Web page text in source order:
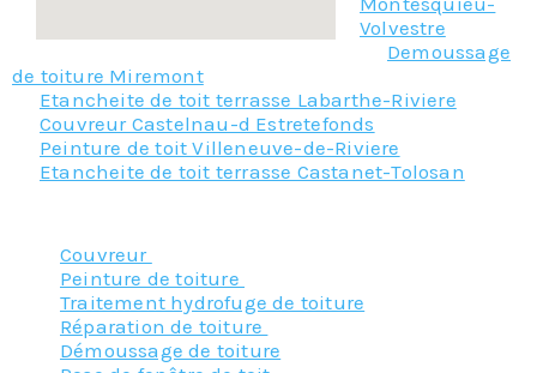
Volvestre
Demoussage
de toiture Miremont
Etancheite de toit terrasse Labarthe-Riviere
Couvreur Castelnau-d Estretefonds
Peinture de toit Villeneuve-de-Riviere
Etancheite de toit terrasse Castanet-Tolosan
Couvreur
Peinture de toiture
Traitement hydrofuge de toiture
Réparation de toiture
Démoussage de toiture